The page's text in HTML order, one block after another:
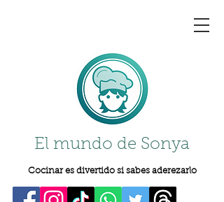
El mundo de Sonya
Cocinar es divertido si sabes aderezarlo